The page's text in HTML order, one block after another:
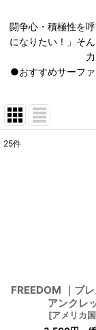
闘争心・積極性を
になりたい！」そ
●おすすめサーフ
25件
FREEDOM ｜ブ
アンクレ
[アメリカ